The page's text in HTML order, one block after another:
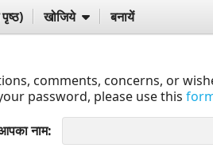
खोजिये बनायें
comments, concerns, or
password, please use this
नाम